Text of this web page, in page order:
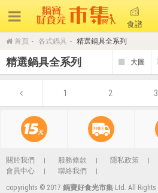
食譜
首頁 各式鍋具 精選鍋具全系列
精選鍋具全系列
1 2 3
關於我們 服務條款 隱私政策
會員中心
聯絡我們
copyrights © 2017 鍋寶好食光市集 Ltd. All Rights
熱門搜尋
珍珠粗吸管杯 可微波保鮮盒
分隔便當盒 金鑽不沾鍋